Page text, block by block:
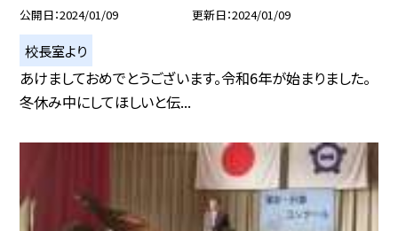
公開日 2024/01/09 更新日 2024/01/09
校長室より
あけましておめでとうございます。令和6年が始まりました。
冬休み中にしてほしいと伝...